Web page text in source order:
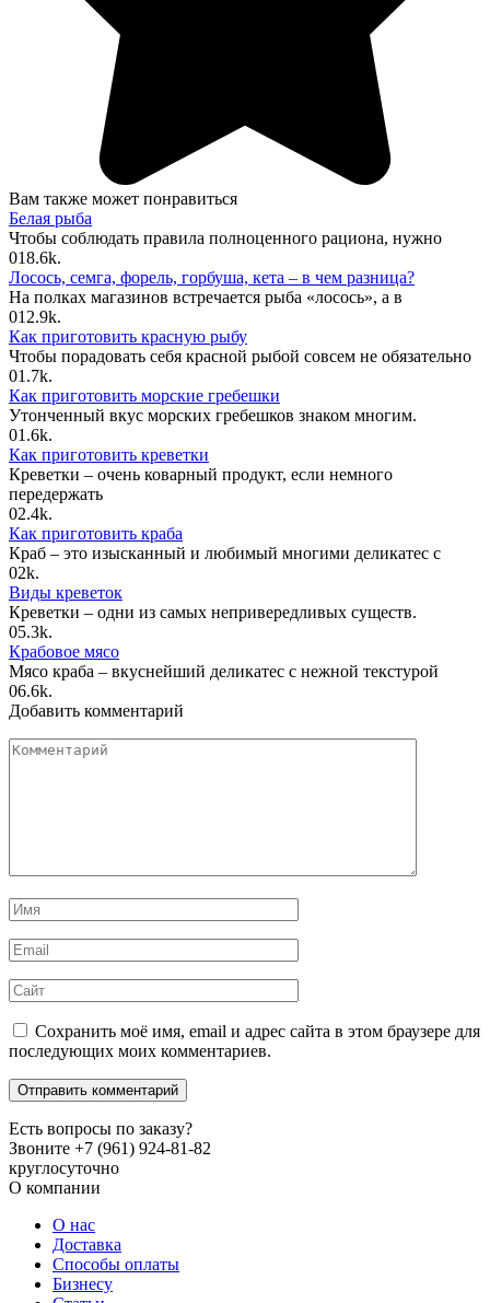
Вам также может понравиться
Белая рыба
Чтобы соблюдать правила полноценного рациона, нужно
018.6k.
Лосось, семга, форель, горбуша, кета – в чем разница?
На полках магазинов встречается рыба «лосось», а в
012.9k.
Как приготовить красную рыбу
Чтобы порадовать себя красной рыбой совсем не обязательно
01.7k.
Как приготовить морские гребешки
Утонченный вкус морских гребешков знаком многим.
01.6k.
Как приготовить креветки
Креветки – очень коварный продукт, если немного
передержать
02.4k.
Как приготовить краба
Краб – это изысканный и любимый многими деликатес с
02k.
Виды креветок
Креветки – одни из самых непривередливых существ.
05.3k.
Крабовое мясо
Мясо краба – вкуснейший деликатес с нежной текстурой
06.6k.
Добавить комментарий
Комментарий
Имя
*
Email
*
Сайт
Сохранить моё имя, email и адрес сайта в этом браузере для
последующих моих комментариев.
Есть вопросы по заказу?
Звоните +7 (961) 924-81-82
круглосуточно
О компании
О нас
Доставка
Способы оплаты
Бизнесу